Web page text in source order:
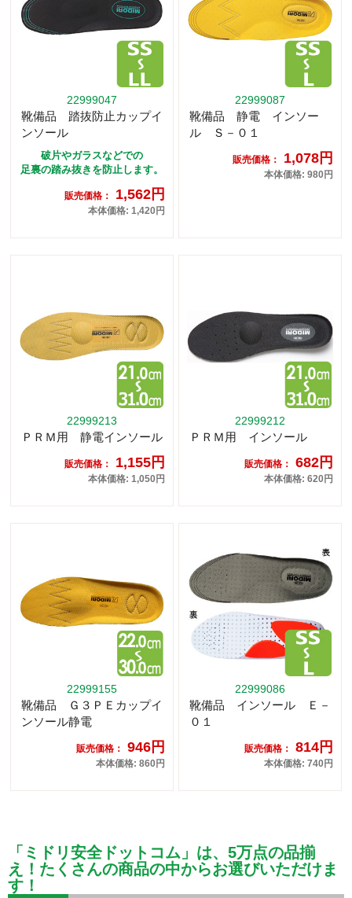
22999047
靴備品 踏抜防止カップイ
ンソール
破片やガラスなどでの
足裏の踏み抜きを防止します。
販売価格： 1,562円
本体価格: 1,420円
22999087
靴備品 静電 インソー
ル Ｓ－０１
販売価格： 1,078円
本体価格: 980円
22999213
ＰＲＭ用 静電インソール
販売価格： 1,155円
本体価格: 1,050円
22999212
ＰＲＭ用 インソール
販売価格： 682円
本体価格: 620円
22999155
靴備品 Ｇ３ＰＥカップイ
ンソール静電
販売価格： 946円
本体価格: 860円
22999086
靴備品 インソール Ｅ－
０１
販売価格： 814円
本体価格: 740円
「ミドリ安全ドットコム」は、5万点の品揃
え！たくさんの商品の中からお選びいただけま
す！